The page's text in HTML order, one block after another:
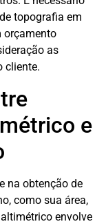
topografia em
orçamento
as
cliente.
e
na obtenção de
como sua área,
envolve